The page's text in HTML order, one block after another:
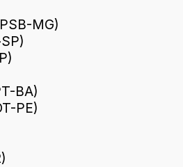
MG)
BA)
PE)